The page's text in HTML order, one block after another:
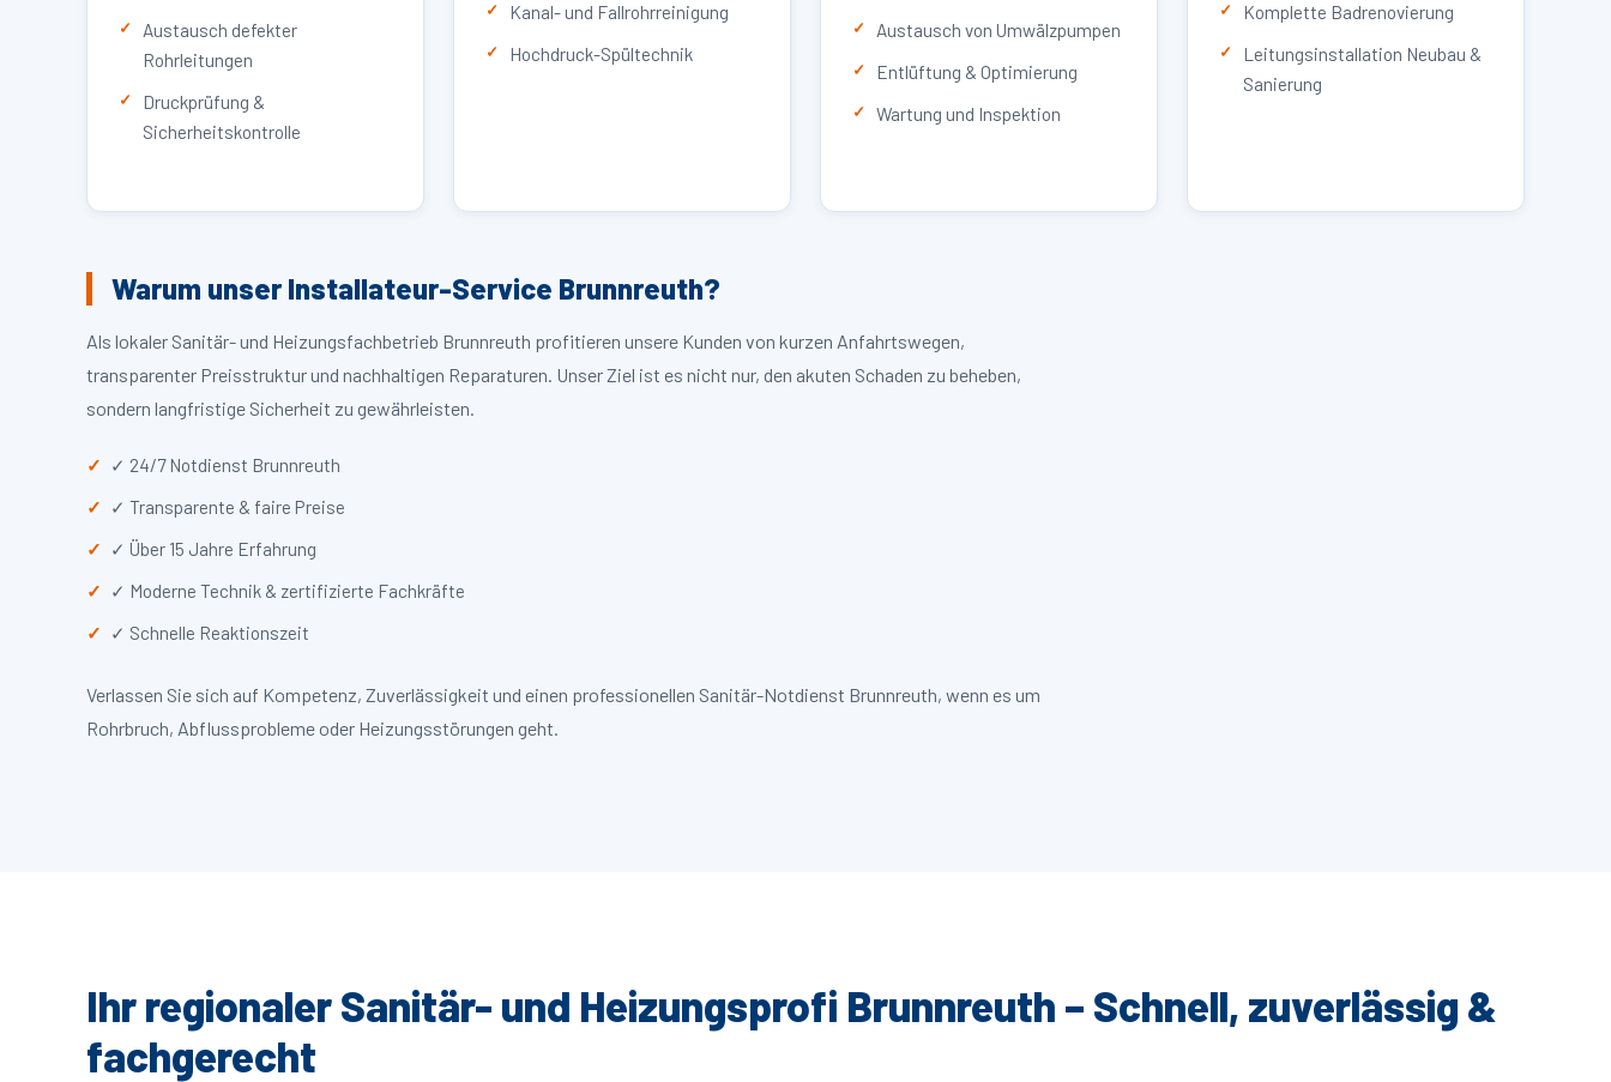
Austausch defekter
Rohrleitungen
Druckprüfung &
Sicherheitskontrolle
Kanal- und Fallrohrreinigung
Hochdruck-Spültechnik
Austausch von Umwälzpumpen
Entlüftung & Optimierung
Wartung und Inspektion
Komplette Badrenovierung
Leitungsinstallation Neubau &
Sanierung
Warum unser Installateur-Service Brunnreuth?
Als lokaler Sanitär- und Heizungsfachbetrieb Brunnreuth profitieren unsere Kunden von kurzen Anfahrtswegen,
transparenter Preisstruktur und nachhaltigen Reparaturen. Unser Ziel ist es nicht nur, den akuten Schaden zu beheben,
sondern langfristige Sicherheit zu gewährleisten.
✓ 24/7 Notdienst Brunnreuth
✓ Transparente & faire Preise
✓ Über 15 Jahre Erfahrung
✓ Moderne Technik & zertifizierte Fachkräfte
✓ Schnelle Reaktionszeit
Verlassen Sie sich auf Kompetenz, Zuverlässigkeit und einen professionellen Sanitär-Notdienst Brunnreuth, wenn es um
Rohrbruch, Abflussprobleme oder Heizungsstörungen geht.
Ihr regionaler Sanitär- und Heizungsprofi Brunnreuth – Schnell, zuverlässig &
fachgerecht